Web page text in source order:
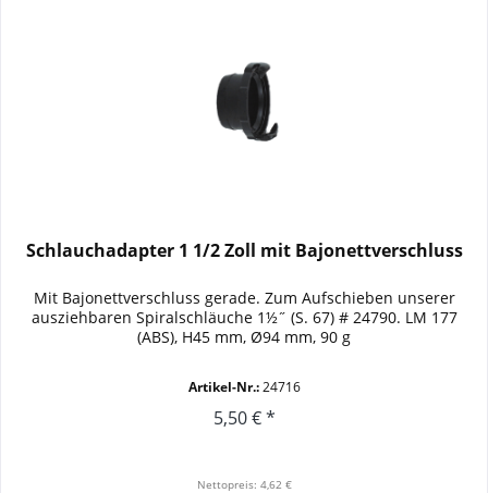
Schlauchadapter 1 1/2 Zoll mit Bajonettverschluss
Mit Bajonettverschluss gerade. Zum Aufschieben unserer
ausziehbaren Spiralschläuche 1½˝ (S. 67) # 24790. LM 177
(ABS), H45 mm, Ø94 mm, 90 g
Artikel-Nr.:24716
5,50 € *
Nettopreis: 4,62 €